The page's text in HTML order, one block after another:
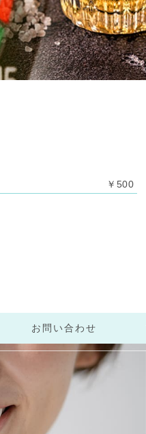
￥500
お問い合わせ